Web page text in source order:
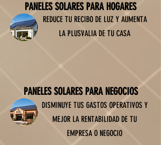
PANELES SOLARES PARA HOGARES
REDUCE TU RECIBO DE LUZ Y AUMENTA
LA PLUSVALIA DE TU CASA
PANELES SOLARES PARA NEGOCIOS
DISMINUYE TUS GASTOS OPERATIVOS Y
MEJOR LA RENTABILIDAD DE TU
EMPRESA O NEGOCIO